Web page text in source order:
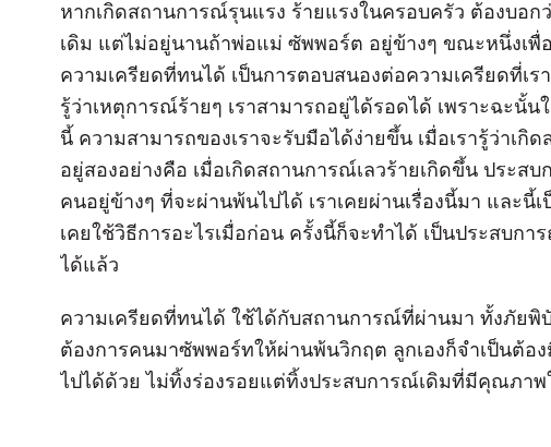
หากเกิดสถานการณ์รุนแรง ร้ายแรงในครอบครัว ต้องบอก
เดิม แต่ไม่อยู่นานถ้าพ่อแม่ ซัพพอร์ต อยู่ข้างๆ ขณะหนึ่งเพื่
ความเครียดที่ทนได้ เป็นการตอบสนองต่อความเครียดที่เร
รู้ว่าเหตุการณ์ร้ายๆ เราสามารถอยู่ได้รอดได้ เพราะฉะนั้
นี้ ความสามารถของเราจะรับมือได้ง่ายขึ้น เมื่อเรารู้ว่าเ
อยู่สองอย่างคือ เมื่อเกิดสถานการณ์เลวร้ายเกิดขึ้น ประส
คนอยู่ข้างๆ ที่จะผ่านพ้นไปได้ เราเคยผ่านเรื่องนี้มา และนี้เ
เคยใช้วิธีการอะไรเมื่อก่อน ครั้งนี้ก็จะทำได้ เป็นประสบกา
ได้แล้ว
ความเครียดที่ทนได้ ใช้ได้กับสถานการณ์ที่ผ่านมา ทั้งภัยพิ
ต้องการคนมาซัพพอร์ทให้ผ่านพ้นวิกฤต ลูกเองก็จำเป็นต้
ไปได้ด้วย ไม่ทิ้งร่องรอยแต่ทิ้งประสบการณ์เดิมที่มีคุณภา